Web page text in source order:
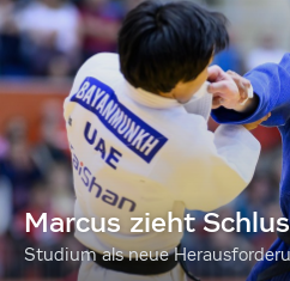
Marcus zieht
Studium als neue